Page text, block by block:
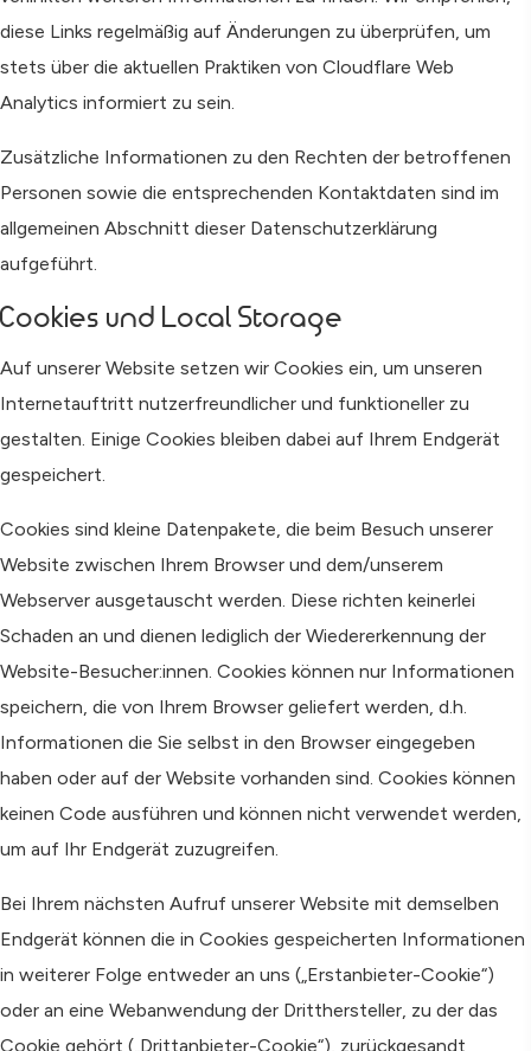
diese Links regelmäßig auf Änderungen zu überprüfen, um
stets über die aktuellen Praktiken von Cloudflare Web
Analytics informiert zu sein.
Zusätzliche Informationen zu den Rechten der betroffenen
Personen sowie die entsprechenden Kontaktdaten sind im
allgemeinen Abschnitt dieser Datenschutzerklärung
aufgeführt.
Cookies und Local Storage
Auf unserer Website setzen wir Cookies ein, um unseren
Internetauftritt nutzerfreundlicher und funktioneller zu
gestalten. Einige Cookies bleiben dabei auf Ihrem Endgerät
gespeichert.
Cookies sind kleine Datenpakete, die beim Besuch unserer
Website zwischen Ihrem Browser und dem/unserem
Webserver ausgetauscht werden. Diese richten keinerlei
Schaden an und dienen lediglich der Wiedererkennung der
Website-Besucher:innen. Cookies können nur Informationen
speichern, die von Ihrem Browser geliefert werden, d.h.
Informationen die Sie selbst in den Browser eingegeben
haben oder auf der Website vorhanden sind. Cookies können
keinen Code ausführen und können nicht verwendet werden,
um auf Ihr Endgerät zuzugreifen.
Bei Ihrem nächsten Aufruf unserer Website mit demselben
Endgerät können die in Cookies gespeicherten Informationen
in weiterer Folge entweder an uns („Erstanbieter-Cookie“)
oder an eine Webanwendung der Dritthersteller, zu der das
Cookie gehört („Drittanbieter-Cookie“), zurückgesandt